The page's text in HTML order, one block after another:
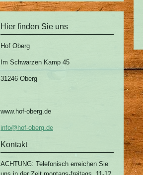
Hier finden Sie uns
Hof Oberg
Im Schwarzen Kamp 45
31246 Oberg
www.hof-oberg.de
info@hof-oberg.de
Kontakt
ACHTUNG: Telefonisch erreichen Sie